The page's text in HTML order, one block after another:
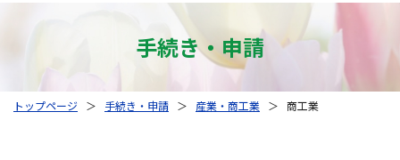
手続き・申請
トップページ ＞ 手続き・申請 ＞ 産業・商工業 ＞ 商工業